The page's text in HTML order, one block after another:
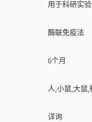
用于科研实验
酶联免疫法
6个月
人,小鼠,大鼠,
详询